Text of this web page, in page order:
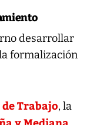
desarrollar
formalización
Trabajo, la